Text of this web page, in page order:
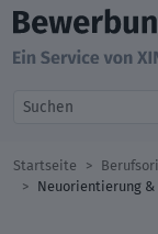
Startseite
Neuorientierung &